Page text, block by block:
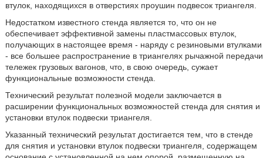
втулок, находящихся в отверстиях проушин подвесок триангеля.
Недостатком известного стенда является то, что он не
обеспечивает эффективной замены пластмассовых втулок,
получающих в настоящее время - наряду с резиновыми втулками
- все большее распространение в триангелях рычажной передачи
тележек грузовых вагонов, что, в свою очередь, сужает
функциональные возможности стенда.
Технический результат полезной модели заключается в
расширении функциональных возможностей стенда для снятия и
установки втулок подвески триангеля.
Указанный технический результат достигается тем, что в стенде
для снятия и установки втулок подвески триангеля, содержащем